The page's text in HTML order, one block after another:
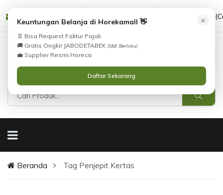
(021) 38783380 08551688000
Masuk
×
Keuntungan Belanja di Horekamall 👋
📄 Bisa Request Faktur Pajak
🚚 Gratis Ongkir JABODETABEK (S&K Berlaku)
💼 Supplier Resmi Horeca
Daftar Sekarang
Beranda Tag Penjepit Kertas
i Tidak Menemukan Produk yang Anda Cari?
Silahkan lihatKatalog
Hubungi Kami